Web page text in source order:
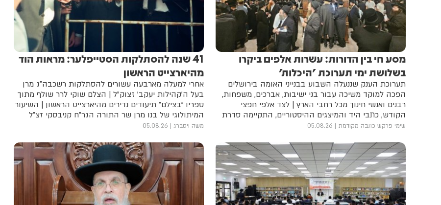
מסע חי בין הדורות: עשרות אלפים ביקרו
בשלושת ימי תערוכת 'היכלות'
תערוכת הענק שננעלה השבוע בבנייני האומה בירושלים
הפכה למוקד משיכה עבור בני ישיבות, אברכים, משפחות,
רבנים ואנשי חינוך מכל רחבי הארץ | לצד אלפי חפצי
הקודש, כתבי היד והמיצגים ההיסטוריים, התקיימה סדרת
מושבים ופאנלים שעסקה בדמותם של גדולי ישראל, עולם
הבא | המארגנים מסכמים בסיפוק: "הציבור לא הגיע רק
לראות את ההיסטוריה, אלא לחיות אותה"
שימי פרקש כתבה מקודמת 05.08.26
41 שנה להסתלקות הסטייפלער: מראות הוד
מהיארצייט הראשון
אחרי למעלה מארבעה עשורים להסתלקות רשכבה"ג מרן
בעל ה'קהילות יעקב' זצוק"ל | הצלם שוקי לרר שולף מתוך
ספריו "בצילם" תיעודים נדירים מהיארצייט הראשון | השיעור
המיתולוגי של בנו מרן שר התורה הגר"ח קניבסקי זצ"ל
בבית הכנסת לדרמן | המנהג הייחודי ליד הציון והדמויות
משה ויסברג 05.08.26